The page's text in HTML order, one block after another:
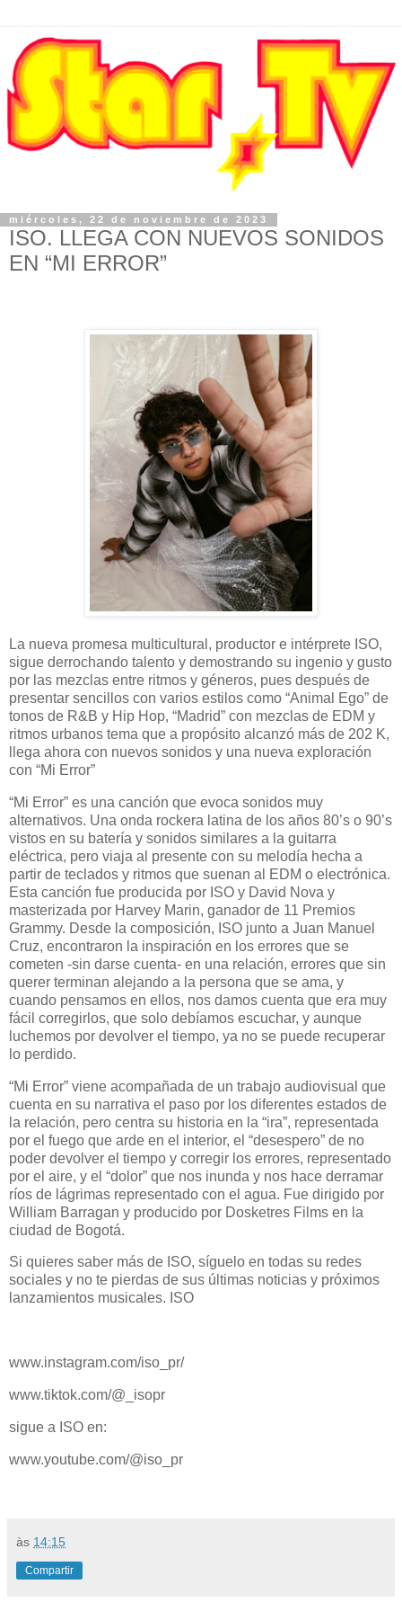
miércoles, 22 de noviembre de 2023
ISO. LLEGA CON NUEVOS SONIDOS
EN “MI ERROR”
La nueva promesa multicultural, productor e intérprete ISO,
sigue derrochando talento y demostrando su ingenio y gusto
por las mezclas entre ritmos y géneros, pues después de
presentar sencillos con varios estilos como “Animal Ego” de
tonos de R&B y Hip Hop, “Madrid” con mezclas de EDM y
ritmos urbanos tema que a propósito alcanzó más de 202 K,
llega ahora con nuevos sonidos y una nueva exploración
con “Mi Error”
“Mi Error” es una canción que evoca sonidos muy
alternativos. Una onda rockera latina de los años 80’s o 90’s
vistos en su batería y sonidos similares a la guitarra
eléctrica, pero viaja al presente con su melodía hecha a
partir de teclados y ritmos que suenan al EDM o electrónica.
Esta canción fue producida por ISO y David Nova y
masterizada por Harvey Marin, ganador de 11 Premios
Grammy. Desde la composición, ISO junto a Juan Manuel
Cruz, encontraron la inspiración en los errores que se
cometen -sin darse cuenta- en una relación, errores que sin
querer terminan alejando a la persona que se ama, y
cuando pensamos en ellos, nos damos cuenta que era muy
fácil corregirlos, que solo debíamos escuchar, y aunque
luchemos por devolver el tiempo, ya no se puede recuperar
lo perdido.
“Mi Error” viene acompañada de un trabajo audiovisual que
cuenta en su narrativa el paso por los diferentes estados de
la relación, pero centra su historia en la “ira”, representada
por el fuego que arde en el interior, el “desespero” de no
poder devolver el tiempo y corregir los errores, representado
por el aire, y el “dolor” que nos inunda y nos hace derramar
ríos de lágrimas representado con el agua. Fue dirigido por
William Barragan y producido por Dosketres Films en la
ciudad de Bogotá.
Si quieres saber más de ISO, síguelo en todas su redes
sociales y no te pierdas de sus últimas noticias y próximos
lanzamientos musicales. ISO
www.instagram.com/iso_pr/
www.tiktok.com/@_isopr
sigue a ISO en:
www.youtube.com/@iso_pr
às 14:15
Compartir